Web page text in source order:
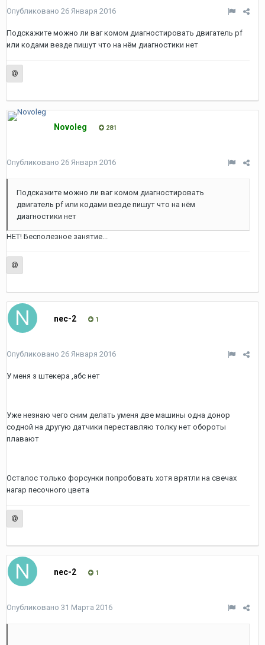
Опубликовано 26 Января 2016
Подскажите можно ли ваг комом диагностировать двигатель pf
или кодами везде пишут что на нём диагностики нет
Novoleg 281
Опубликовано 26 Января 2016
Подскажите можно ли ваг комом диагностировать
двигатель pf или кодами везде пишут что на нём
диагностики нет
НЕТ! Бесполезное занятие...
nec-2 1
Опубликовано 26 Января 2016
У меня з штекера ,абс нет
Уже незнаю чего сним делать уменя две машины одна донор
содной на другую датчики переставляю толку нет обороты
плавают
Осталос только форсунки попробовать хотя врятли на свечах
нагар песочного цвета
nec-2 1
Опубликовано 31 Марта 2016